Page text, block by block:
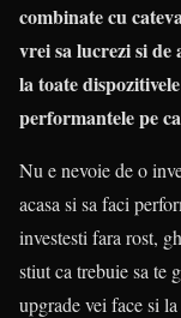
combinate cu
vrei sa lucrezi si de
la toate
performantele pe
Nu e nevoie de o
acasa si sa faci
investesti fara rost,
stiut ca trebuie sa te
upgrade vei face si